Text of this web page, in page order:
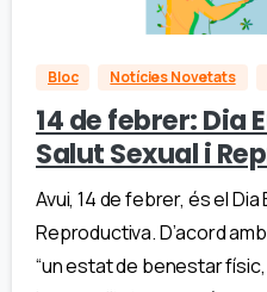
Bloc Notícies Novetats
14 de febrer: Dia
Salut Sexual i
Avui, 14 de febrer, és el
Reproductiva. D’acord
“un estat de benestar